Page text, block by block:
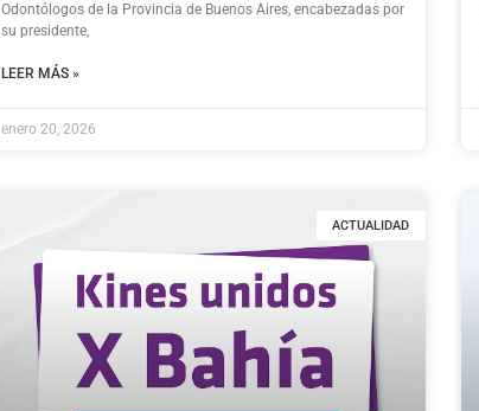
Odontólogos de la Provincia de Buenos Aires, encabezadas por
su presidente,
LEER MÁS »
enero 20, 2026
ACTUALIDAD